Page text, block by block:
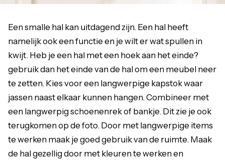
Een smalle hal kan uitdagend zijn. Een hal heeft
namelijk ook een functie en je wilt er wat spullen in
kwijt. Heb je een hal met een hoek aan het einde?
gebruik dan het einde van de hal om een meubel neer
te zetten. Kies voor een langwerpige kapstok waar
jassen naast elkaar kunnen hangen. Combineer met
een langwerpig schoenenrek of bankje. Dit zie je ook
terugkomen op de foto. Door met langwerpige items
te werken maak je goed gebruik van de ruimte. Maak
de hal gezellig door met kleuren te werken en